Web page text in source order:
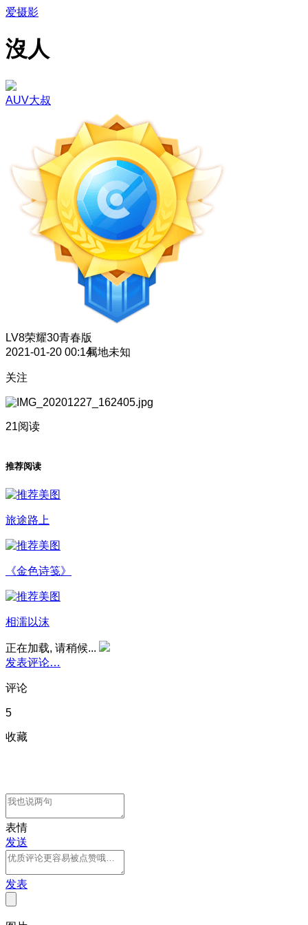
爱摄影
沒人
AUV大叔
LV8荣耀30青春版
2021-01-20 00:14属地未知
关注
21阅读
推荐阅读
旅途路上
《金色诗笺》
相濡以沫
正在加载, 请稍候...
发表评论…
评论
5
收藏
表情
发送
发表